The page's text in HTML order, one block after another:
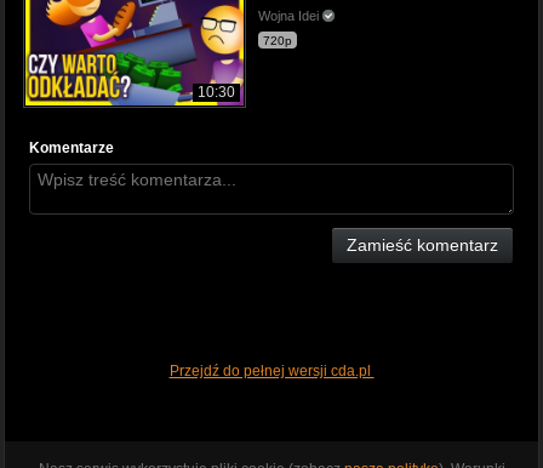
10:30
Wojna Idei
720p
Komentarze
Zamieść komentarz
Przejdź do pełnej wersji cda.pl